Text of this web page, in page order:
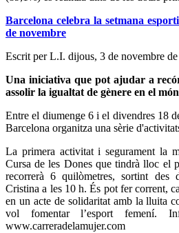
Barcelona celebra la setmana
de novembre
Escrit per L.I. dijous, 3 de novembre
Una iniciativa que pot ajudar a
assolir la igualtat de gènere en el
Entre el diumenge 6 i el divendres 18
Barcelona organitza una sèrie
La primera activitat i segurament la
Cursa de les Dones que tindrà lloc el
recorrerà 6 quilòmetres, sortint des
Cristina a les 10 h. És pot fer corrent,
en un acte de solidaritat amb la lluita
vol fomentar l’esport femení.
www.carreradelamujer.com